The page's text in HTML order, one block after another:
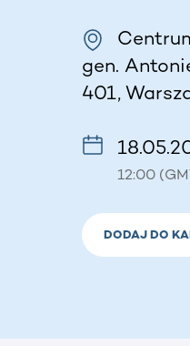
gen.
401,
12:00
DODAJ DO